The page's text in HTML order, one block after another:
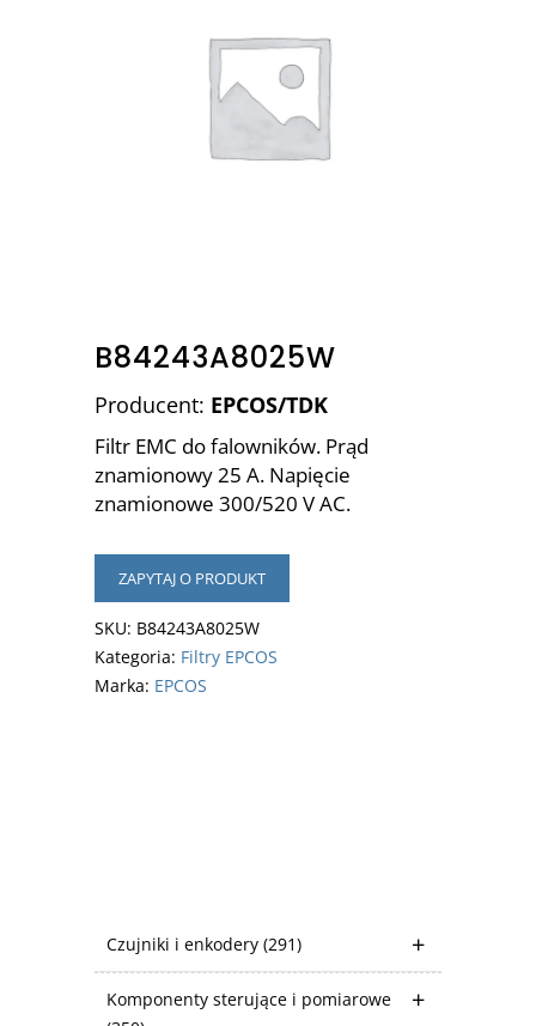
Czujniki i enkodery (291)
Komponenty sterujące i pomiarowe
B84243A8025W
Producent: EPCOS/TDK
Filtr EMC do falowników. Prąd
znamionowy 25 A. Napięcie
znamionowe 300/520 V AC.
ZAPYTAJ O PRODUKT
SKU: B84243A8025W
Kategoria: Filtry EPCOS
Marka: EPCOS